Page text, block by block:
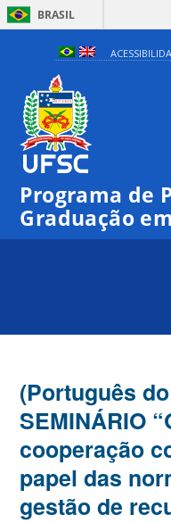
BRASIL
Programa de
Graduação
(Português
SEMINÁRIO
cooperação
papel das
gestão de